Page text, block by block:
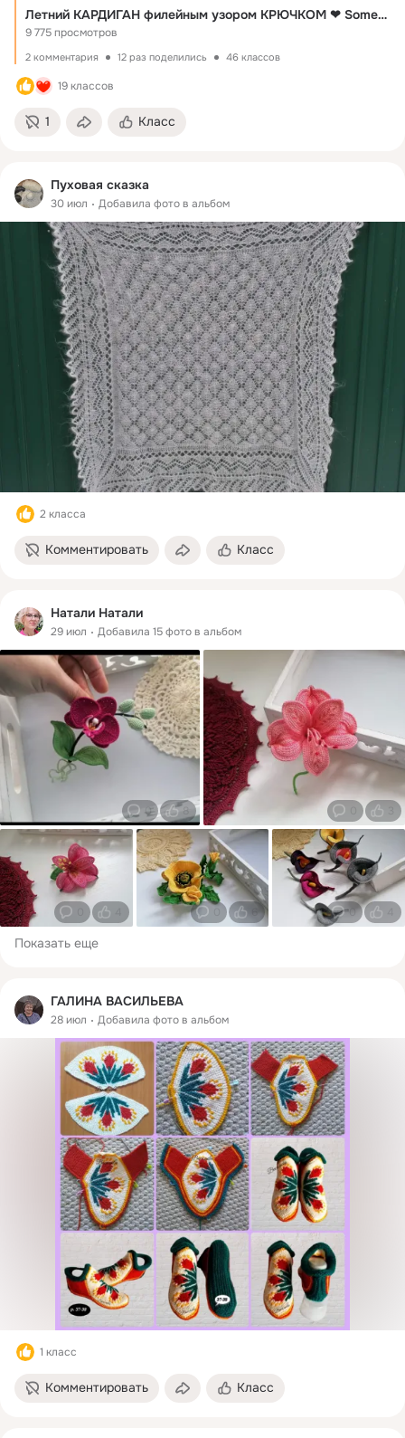
Летний КАРДИГАН филейным узором КРЮЧКОМ ❤ Somedays Lovin ❤ crochet summer CARDIGAN
9 775 просмотров
2 комментария 12 раз поделились 46 классов
19 классов
1 Класс
Пуховая сказка
30 июл Добавила фото в альбом
2 класса
Комментировать Класс
Натали Натали
29 июл Добавила 15 фото в альбом
0 8
6 0
Показать еще
ГАЛИНА ВАСИЛЬЕВА
28 июл Добавила фото в альбом
1 класс
Комментировать Класс